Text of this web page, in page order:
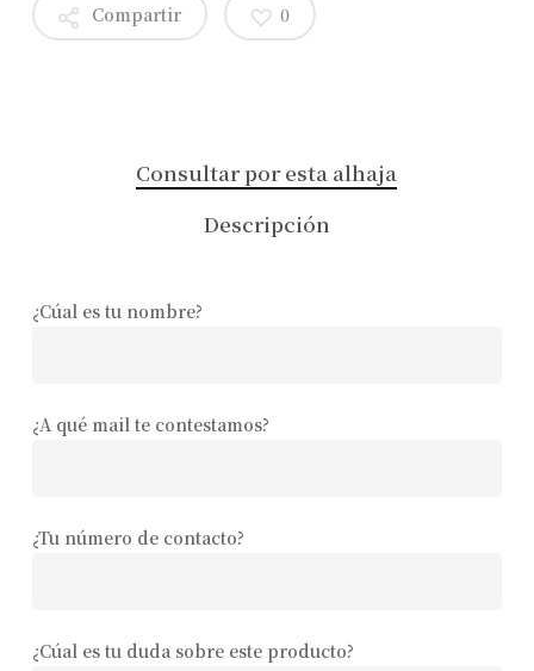
Compartir 0
Consultar por esta alhaja
Descripción
¿Cúal es tu nombre?
¿A qué mail te contestamos?
¿Tu número de contacto?
¿Cúal es tu duda sobre este producto?